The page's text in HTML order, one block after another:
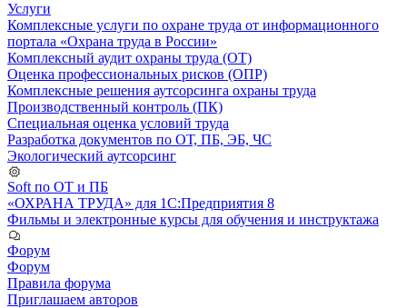
Услуги
Комплексные услуги по охране труда от информационного
портала «Охрана труда в России»
Комплексный аудит охраны труда (ОТ)
Оценка профессиональных рисков (ОПР)
Комплексные решения аутсорсинга охраны труда
Производственный контроль (ПК)
Специальная оценка условий труда
Разработка документов по ОТ, ПБ, ЭБ, ЧС
Экологический аутсорсинг
Soft по ОТ и ПБ
«ОХРАНА ТРУДА» для 1С:Предприятия 8
Фильмы и электронные курсы для обучения и инструктажа
Форум
Форум
Правила форума
Приглашаем авторов